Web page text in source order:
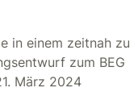
in einem zeitnah zu
zum BEG
März 2024